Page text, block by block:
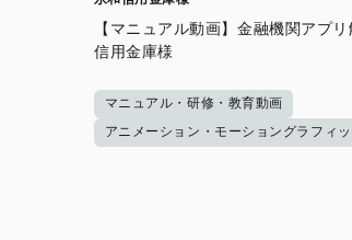
【マニュアル動画】金融機関アプ
信用金庫様
マニュアル・研修・教育動画
アニメーション・モーショングラフィ